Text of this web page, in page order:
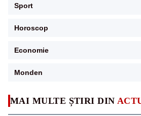
MAI MULTE ȘTIRI DIN
Sport
Horoscop
Economie
Monden